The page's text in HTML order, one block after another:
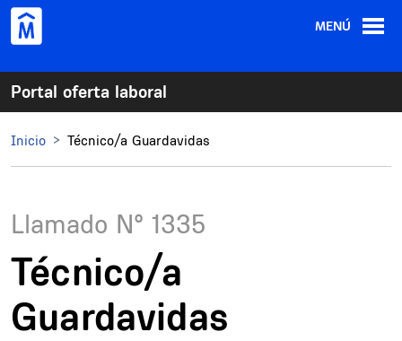
Pasar al contenido principal
MENÚ
Portal oferta laboral
Inicio Técnico/a Guardavidas
Llamado N° 1335
Técnico/a
Guardavidas